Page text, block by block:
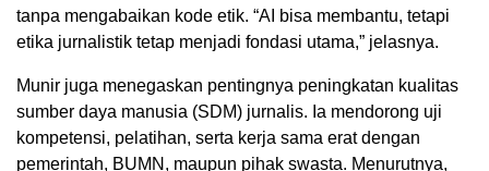
tanpa mengabaikan kode etik. “AI bisa membantu, tetapi
etika jurnalistik tetap menjadi fondasi utama,” jelasnya.
Munir juga menegaskan pentingnya peningkatan kualitas
sumber daya manusia (SDM) jurnalis. Ia mendorong uji
kompetensi, pelatihan, serta kerja sama erat dengan
pemerintah, BUMN, maupun pihak swasta. Menurutnya,